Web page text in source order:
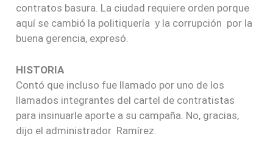
contratos basura. La ciudad requiere orden porque
aquí se cambió la politiquería y la corrupción por la
buena gerencia, expresó.
HISTORIA
Contó que incluso fue llamado por uno de los
llamados integrantes del cartel de contratistas
para insinuarle aporte a su campaña. No, gracias,
dijo el administrador Ramírez.